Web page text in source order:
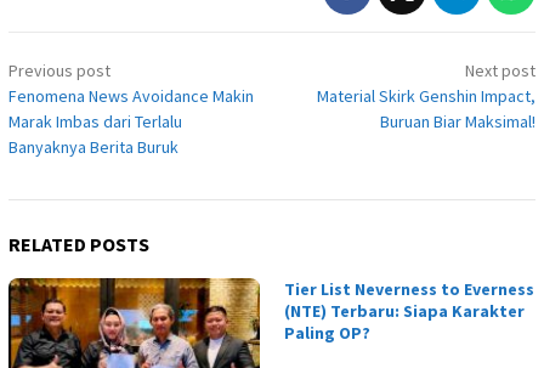
Post
navigation
Previous post
Fenomena News Avoidance Makin
Marak Imbas dari Terlalu
Banyaknya Berita Buruk
Next post
Material Skirk Genshin Impact,
Buruan Biar Maksimal!
RELATED POSTS
Tier List Neverness to Everness
(NTE) Terbaru: Siapa Karakter
Paling OP?